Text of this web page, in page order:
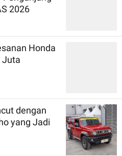
2026
Honda
Juta
dengan
yang Jadi